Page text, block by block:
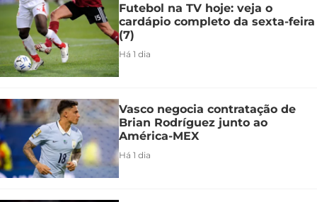
Futebol na TV hoje: veja o
cardápio completo da sexta-feira
(7)
Há 1 dia
Vasco negocia contratação de
Brian Rodríguez junto ao
América-MEX
Há 1 dia